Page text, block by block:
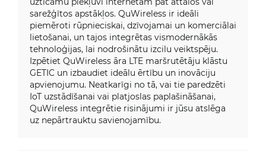
sarežģītos apstākļos. QuWireless ir ideāli
piemēroti rūpnieciskai, dzīvojamai un komerciālai
lietošanai, un tajos integrētas vismodernākās
tehnoloģijas, lai nodrošinātu izcilu veiktspēju.
Izpētiet QuWireless āra LTE maršrutētāju klāstu
GETIC un izbaudiet ideālu ērtību un inovāciju
apvienojumu. Neatkarīgi no tā, vai tie paredzēti
IoT uzstādīšanai vai platjoslas paplašināšanai,
QuWireless integrētie risinājumi ir jūsu atslēga
uz nepārtrauktu savienojamību.